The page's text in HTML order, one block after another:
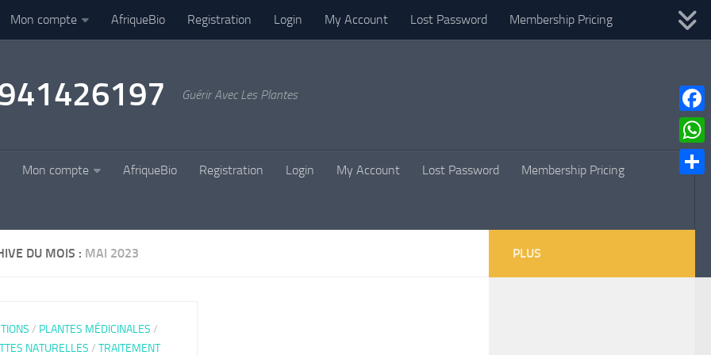
Mon compte AfriqueBio Registration Login My Account Lost Password Membership Pricing
Guérir Avec Les Plantes
Mon compte AfriqueBio Registration Login My Account Lost Password Membership Pricing
DU MOIS : MAI 2023
/ PLANTES MÉDICINALES /
NATURELLES / TRAITEMENT
PLUS